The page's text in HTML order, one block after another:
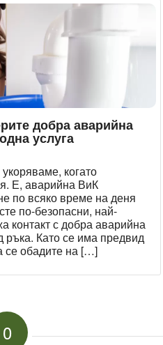
добра аварийна
услуга
когато
Е, аварийна ВиК
по всяко време на деня
по-безопасни, най-
контакт с добра аварийна
Като се има предвид
се обадите на […]
0